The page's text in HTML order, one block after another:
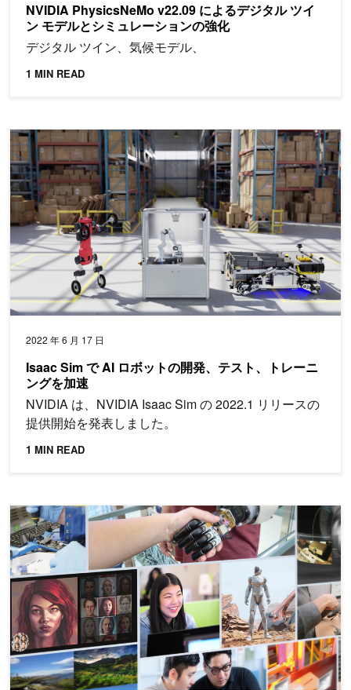
NVIDIA PhysicsNeMo v22.09 によるデジタル ツイ
ン モデルとシミュレーションの強化
デジタル ツイン、気候モデル、
1 MIN READ
2022 年 6 月 17 日
Isaac Sim で AI ロボットの開発、テスト、トレーニ
ングを加速
NVIDIA は、NVIDIA Isaac Sim の 2022.1 リリースの
提供開始を発表しました。
1 MIN READ
Isaac Sim で AI ロボットの開発、テスト、トレーニングを加速
最新のリリースと関連情報: NVIDIA GTC 2022